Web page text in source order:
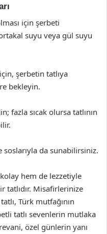
için şerbeti
suyu veya gül suyu
şerbetin tatlıya
bekleyin.
fazla sıcak olursa tatlının
da sunabilirsiniz.
kolay hem de lezzetiyle
tatlıdır. Misafirlerinize
Türk mutfağının
tatlı sevenlerin mutlaka
özel günlerin yanı